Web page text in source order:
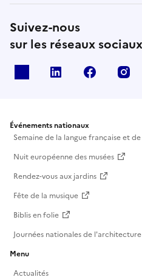
Suivez-nous
sur les réseaux sociaux
Linkedin Facebook
Événements nationaux
Semaine de la langue française et
Nuit européenne des musées
Rendez-vous aux jardins
Fête de la musique
Biblis en folie
Journées nationales de l'architecture
Menu
Actualités